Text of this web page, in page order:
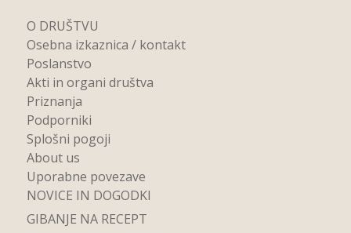
O DRUŠTVU
Osebna izkaznica / kontakt
Poslanstvo
Akti in organi društva
Priznanja
Podporniki
Splošni pogoji
About us
Uporabne povezave
NOVICE IN DOGODKI
GIBANJE NA RECEPT